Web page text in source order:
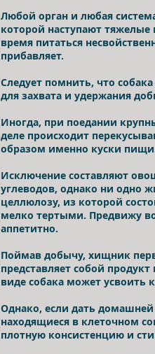
Любой орган и любая
которой наступают
время питаться
прибавляет.
Следует помнить, что
для захвата и удержания
Иногда, при поедании
деле происходит
образом именно куски
Исключение составляют
углеводов, однако ни одно
целлюлозу, из которой
мелко тертыми. Предвижу
аппетитно.
Поймав добычу, хищник
представляет собой
виде собака может усвоить
Однако, если дать домашней
находящиеся в клеточном
плотную консистенцию и